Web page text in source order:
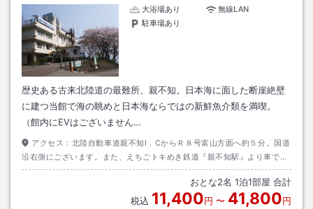
大浴場あり
無線LAN
駐車場あり
歴史ある古来北陸道の最難所、親不知。日本海に面した断崖絶壁
に建つ当館で海の眺めと日本海ならではの新鮮魚介類を満喫。
（館内にEVはございません…
アクセス： 北陸自動車道親不知I．CからＲ８号富山方面へ約５分。国道
沿右側にございます。また、えちごトキめき鉄道『親不知駅』より車で約
５分。事前予約で親不知駅まで送迎いたします。
おとな2名 1泊1部屋 合計
税込 11,400円 〜 41,800円